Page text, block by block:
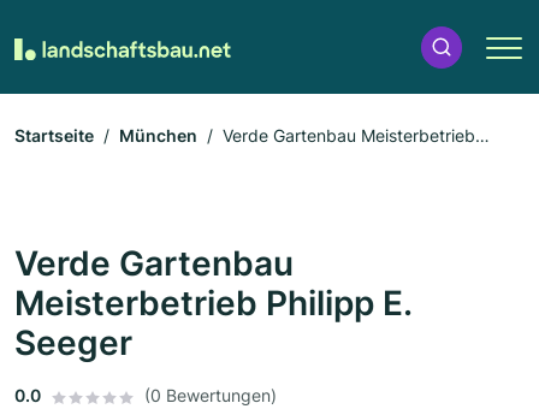
Startseite München
Verde Gartenbau Meisterbetrieb
Verde Gartenbau
Meisterbetrieb Philipp E.
Seeger
0.0 (0 Bewertungen)